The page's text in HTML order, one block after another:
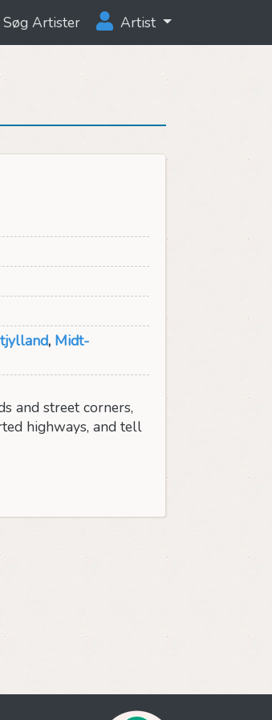
Søg Artister Artist
, Midt-
and street corners,
highways, and tell